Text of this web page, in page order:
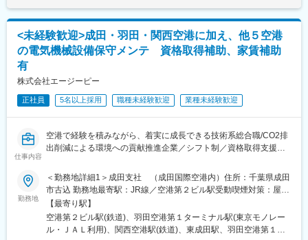
<未経験歓迎>成田・羽田・関西空港に加え、他５空港
の電気機械設備保守メンテ 資格取得補助、家賃補助
有
株式会社エージーピー
正社員 5名以上採用 職種未経験歓迎 業種未経験歓迎
仕事内容
空港で経験を積みながら、着実に成長できる技術系総合職/CO2排
出削減による環境への貢献推進企業／シフト制／資格取得支援あ
■業務内容：
空港および関連施設の電気設備・機械設備の保守・維持管理（メ
ンテナンス）に携わっていただきます。
・空港特殊設備（BHS：手荷物搬送設備、PBB：旅客搭乗橋）の
保守メンテナンス
・ビル設備（電気、空調、給排水など）の保守メンテナンス
勤務地
＜勤務地詳細1＞成田支社 （成田国際空港内）住所：千葉県成田
市古込 勤務地最寄駅：JR線／空港第２ビル駅受動喫煙対策：屋内
喫煙可能場所あり＜勤務地詳細2＞羽田支社 （東京国際空港内）
住所：東京都大田区羽田空港 勤務地最寄駅：東京モノレール羽田
空港線／羽田空港第１ターミナル駅受動喫煙対策：屋内喫煙可能
【最寄り駅】
空港第２ビル駅(鉄道)、羽田空港第１ターミナル駅(東京モノレー
ル・ＪＡＬ利用)、関西空港駅(鉄道)、東成田駅、羽田空港第１・